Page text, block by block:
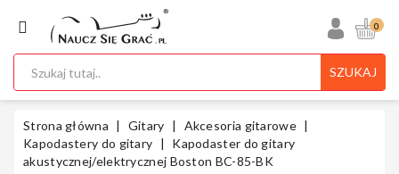
KATEGORIA
Ukulele
0
SZUKAJ
Strona główna Gitary
Akcesoria gitarowe
Kapodastery do gitary
Kapodaster do gitary
akustycznej/elektrycznej Boston BC-85-BK